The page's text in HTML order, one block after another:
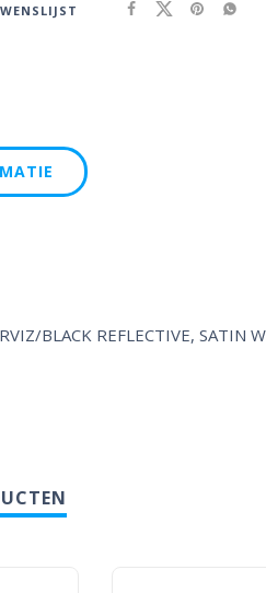
BLACK REFLECTIVE, SATIN